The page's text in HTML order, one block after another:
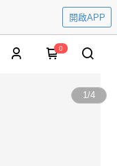
開啟APP
0
1/4